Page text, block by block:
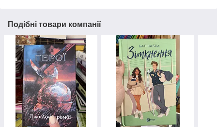
Подібні товари компанії